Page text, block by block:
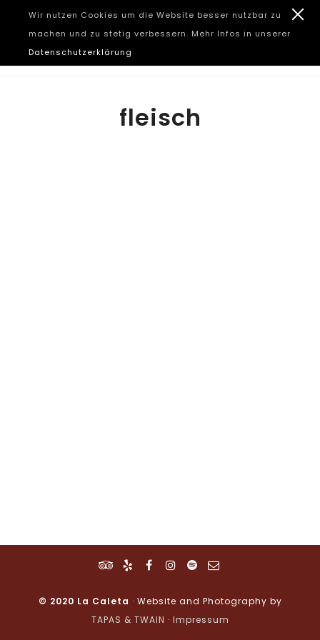
fleisch
© 2020 La Caleta · Website and Photography by
TAPAS & TWAIN · Impressum
Wir nutzen Cookies um die Website besser nutzbar zu
machen und zu stetig verbessern. Mehr Infos in unserer
Datenschutzerklärung